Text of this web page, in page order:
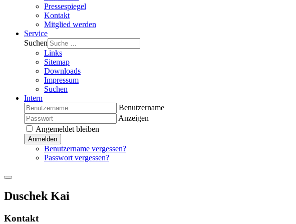
Pressespiegel
Kontakt
Mitglied werden
Service
Suchen
Links
Sitemap
Downloads
Impressum
Suchen
Intern
Benutzername
Anzeigen
Angemeldet bleiben
Anmelden
Benutzername vergessen?
Passwort vergessen?
Duschek Kai
Kontakt